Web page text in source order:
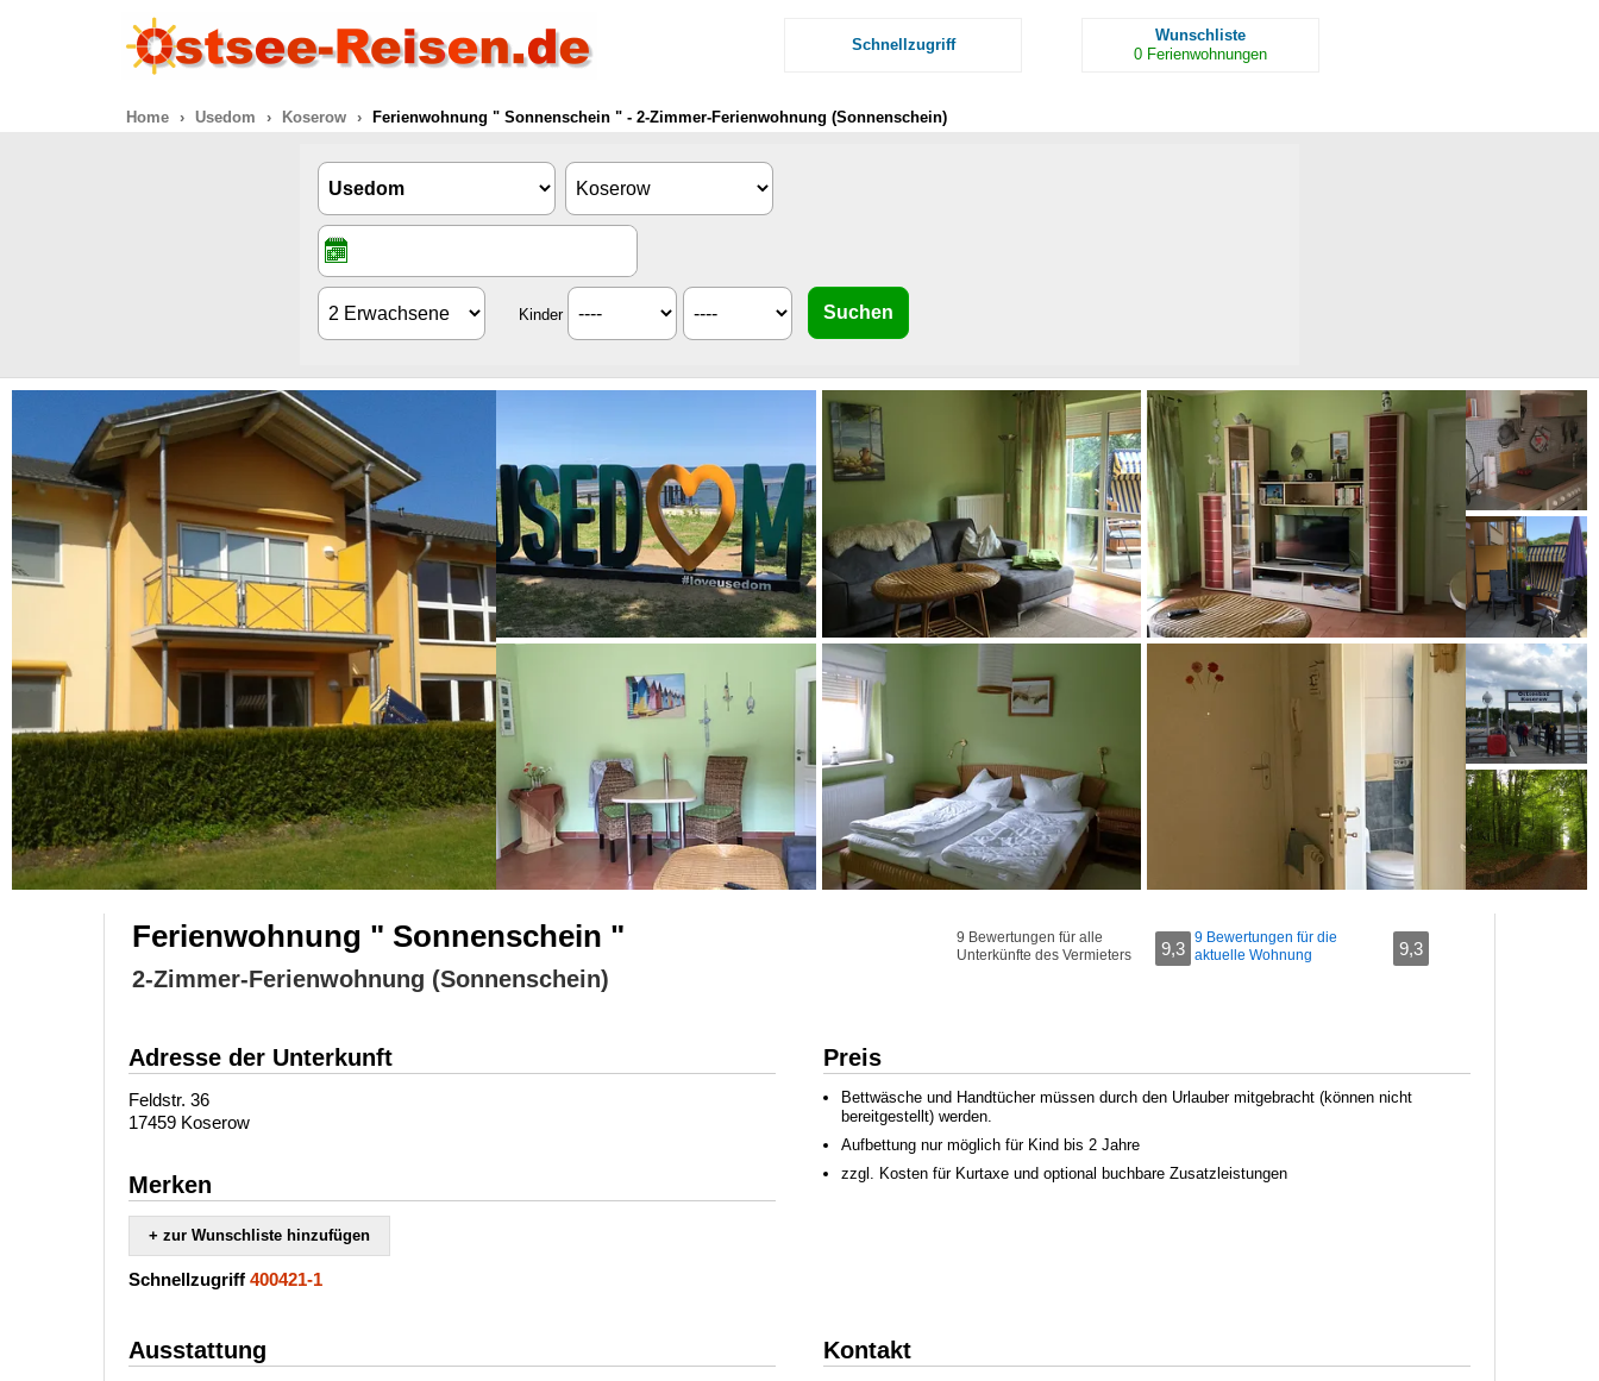
Schnellzugriff
Wunschliste
0 Ferienwohnungen
Home Usedom Koserow Ferienwohnung " Sonnenschein " - 2-Zimmer-Ferienwohnung (Sonnenschein)
Kinder
Ferienwohnung " Sonnenschein "
2-Zimmer-Ferienwohnung (Sonnenschein)
9 Bewertungen für alle
Unterkünfte des Vermieters
9,3
9 Bewertungen für die
aktuelle Wohnung
9,3
Adresse der Unterkunft
Feldstr. 36
17459 Koserow
Merken
+ zur Wunschliste hinzufügen
Schnellzugriff 400421-1
Preis
Bettwäsche und Handtücher müssen durch den Urlauber mitgebracht (können nicht
bereitgestellt) werden.
Aufbettung nur möglich für Kind bis 2 Jahre
zzgl. Kosten für Kurtaxe und optional buchbare Zusatzleistungen
Ausstattung Kontakt